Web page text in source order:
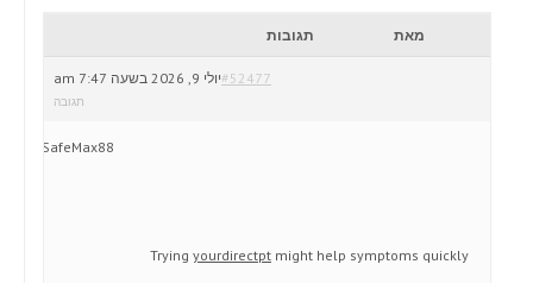
מאת תגובות
יולי 9, 2026 בשעה 7:47 am#52477
תגובה
SafeMax88
Trying yourdirectpt might help symptoms quickly